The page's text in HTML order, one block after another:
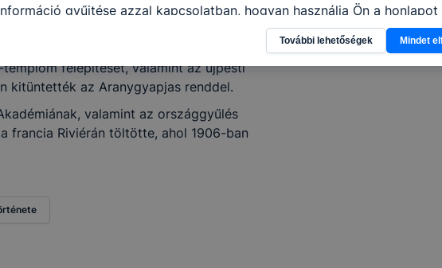
Első Gyermekmenhely Egyletet
részén épült fel Ybl Miklós tervei
felépítését, valamint az újpesti
kitüntették az Aranygyapjas renddel.
valamint az országgyűlés
francia Riviérán töltötte, ahol 1906-ban
gyűjtése azzal kapcsolatban, hogyan használja Ön a honlapot
felmérésével, hogy a honlap melyik részeit látogatja, vagy használja
így megtudhatjuk, hogyan biztosítsunk Önnek még jobb felhasználói
meglátogatja oldalunkat, honlap fejlesztése. Hogyan ellenőrizheti
kikapcsolni a cookie-kat? Minden modern böngésző engedélyezi a
beállításának a változtatását. A legtöbb böngésző alapértelmezettként
automatikusan elfogadja a cookie-kat, de ezek általában
Felhívjuk figyelmét, hogy mivel a cookie-k célja honlapunk
képesek honlapunk funkcióinak teljes körű használatára, vagy a
eltérően fog működni böngészőjében.
További lehetőségek Mindet